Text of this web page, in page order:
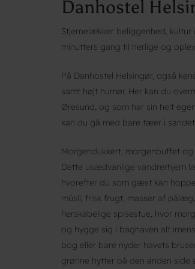
Danhostel
Stjernelækker beliggenhed,
minutters gang til herlige og
På Danhostel Helsingør, også
samt højt humør. Her kan du
Øresund, og som har sin helt
kan du gå med bare tæer i
Morgendukkert, morgenbuffet og
Dette usædvanlige vandrerhjem
hvorefter du som gæst kan
müsli, frisk frugt, masser af
herskabelige spisestue, hvor
og hygge sig i baghaven alt
bog eller bare nyder havets
grønne hytter på den anden side